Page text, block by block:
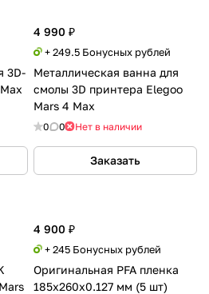
3D-
4 990 ₽
+ 249.5 Бонусных рублей
Металлическая ванна для
смолы 3D принтера Elegoo
Mars 4 Max
0 0 Нет в наличии
Заказать
4 900 ₽
+ 245 Бонусных рублей
Оригинальная PFA пленка
185x260x0.127 мм (5 шт)